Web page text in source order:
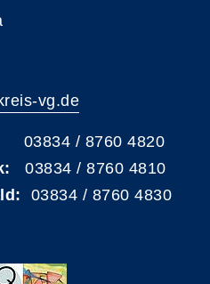
vg.de
03834 / 8760 4820
03834 / 8760 4810
03834 / 8760 4830